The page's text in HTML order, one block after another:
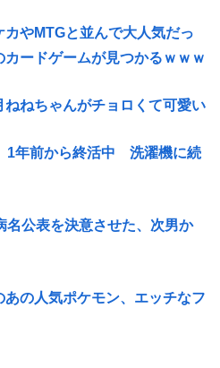
やMTGと並んで大人気だっ
ードゲームが見つかるｗｗｗ
ねねちゃんがチョロくて可愛い
1年前から終活中 洗濯機に続
名公表を決意させた、次男か
あの人気ポケモン、エッチなフ